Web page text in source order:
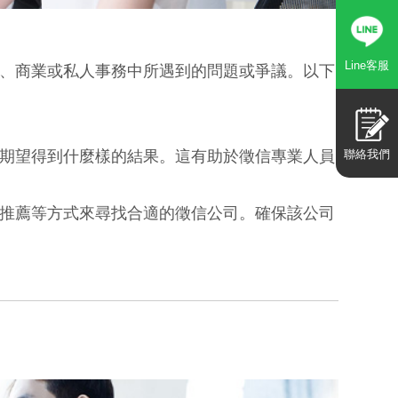
商業或私人事務中所遇到的問題或爭議。以下
望得到什麼樣的結果。這有助於徵信專業人員
薦等方式來尋找合適的徵信公司。確保該公司
Line客服
聯絡我們